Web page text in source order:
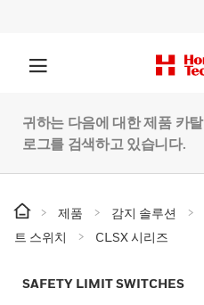
귀하는 다음에 대한 제품 카탈
로그를 검색하고 있습니다.
제품 감지 솔루션
트 스위치
CLSX 시리즈
SAFETY LIMIT SWITCHES